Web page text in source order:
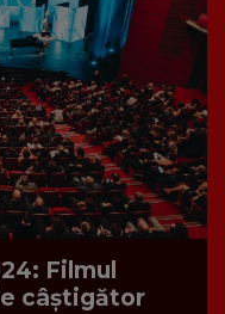
Filmul
câștigător